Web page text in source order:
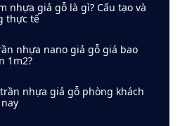
nhựa giả gỗ là gì? Cấu tạo và
thực tế
nhựa nano giả gỗ giá bao
1m2?
nhựa giả gỗ phòng khách